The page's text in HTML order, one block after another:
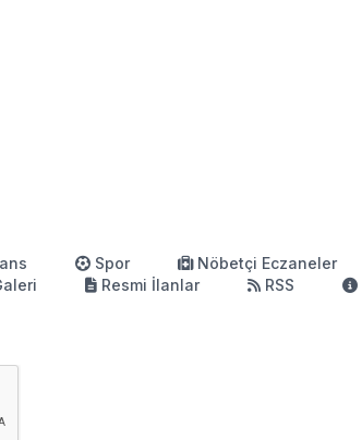
Spor Nöbetçi Eczaneler
Resmi İlanlar RSS